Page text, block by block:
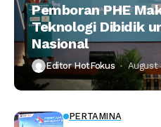
Pemboran PHE
Teknologi Dibidik
Nasional
Editor HotFokus August
PERTAMINA